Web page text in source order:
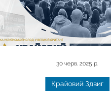
Крайовий Здвиг
30 черв. 2025 р.